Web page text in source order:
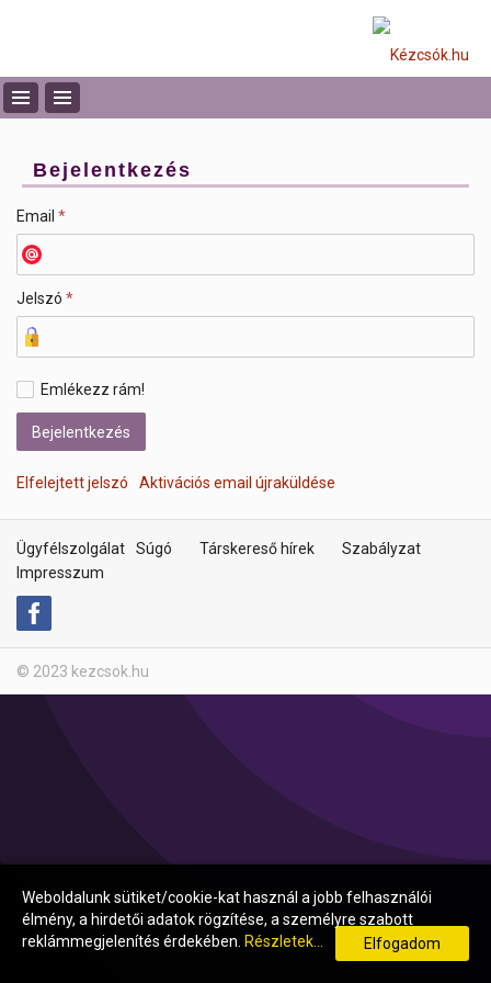
Bejelentkezés
Email *
Jelszó *
Emlékezz rám!
Elfelejtett jelszó Aktivációs email újraküldése
Ügyfélszolgálat Súgó Társkereső hírek
Szabályzat
Impresszum
© 2023 kezcsok.hu
Weboldalunk sütiket/cookie-kat használ a jobb felhasználói
élmény, a hirdetői adatok rögzítése, a személyre szabott
reklámmegjelenítés érdekében. Részletek... Elfogadom